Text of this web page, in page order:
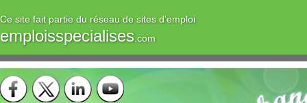
Ce site fait partie du réseau de sites d'emploi
emploisspecialises.com